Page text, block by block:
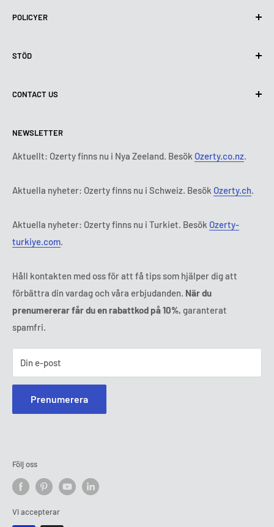
POLICYER
Användning av cookies (GDPR)
Leveransvillkor
Betalningsvillkor
Abonnemangets villkor och bestämmelser
STÖD
Kontakta oss
Rättsligt meddelande
FAQ
Ozerty håller dig säker
CONTACT US
Tisdag:9:00 - 18:00
Onsdag:
9:00 - 18:00
Fredag:
9:00 - 18:00
Tl: 010 884 87 30
E-post:
NEWSLETTER
Aktuellt: Ozerty finns nu i Nya Zeeland. Besök Ozerty.co.nz.
Aktuella nyheter: Ozerty finns nu i Schweiz. Besök Ozerty.ch.
Aktuella nyheter: Ozerty finns nu i Turkiet. Besök Ozerty-
turkiye.com.
Håll kontakten med oss för att få tips som hjälper dig att
förbättra din vardag och våra erbjudanden. När du
prenumererar får du en rabattkod på 10%, garanterat
spamfri.
Din e-post
Prenumerera
Följ oss
Vi accepterar